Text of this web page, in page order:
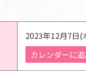
2023年12月7日(
カレンダーに